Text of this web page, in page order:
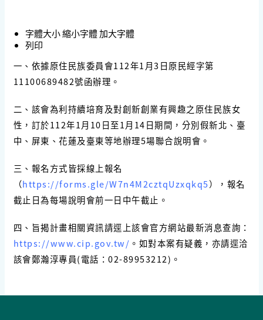
字體大小縮小字體加大字體
列印
一、依據原住民族委員會112年1月3日原民經字第
11100689482號函辦理。
二、該會為利持續培育及對創新創業有興趣之原住民族女
性，訂於112年1月10日至1月14日期間，分別假新北、臺
中、屏東、花蓮及臺東等地辦理5場聯合說明會。
三、報名方式皆採線上報名
（https://forms.gle/W7n4M2cztqUzxqkq5），報名
截止日為每場說明會前一日中午截止。
四、旨揭計畫相關資訊請逕上該會官方網站最新消息查詢：
https://www.cip.gov.tw/ 。如對本案有疑義，亦請逕洽
該會鄭瀚淳專員(電話：02-89953212)。